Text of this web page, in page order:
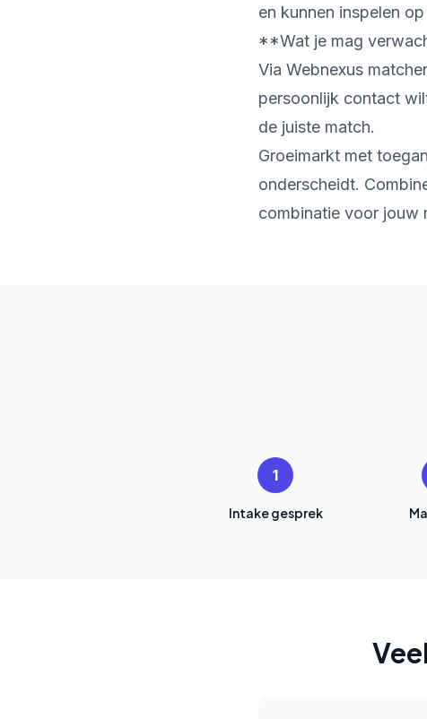
en kunnen inspelen
**Wat je mag
Via Webnexus
persoonlijk contact
de juiste match.
Groeimarkt met
onderscheidt.
combinatie voor jouw
1
Intake gesprek